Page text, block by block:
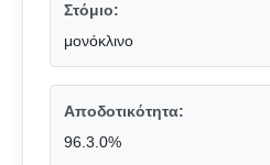
Στόμιο:
μονόκλινο
Αποδοτικότητα:
96.3.0%